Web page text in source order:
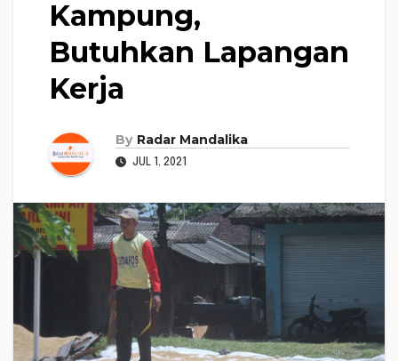
Kampung,
Butuhkan Lapangan
Kerja
By Radar Mandalika
JUL 1, 2021